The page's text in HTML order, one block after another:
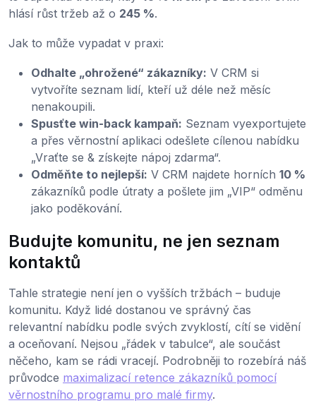
hlásí růst tržeb až o 245 %.
Jak to může vypadat v praxi:
Odhalte „ohrožené“ zákazníky: V CRM si
vytvoříte seznam lidí, kteří už déle než měsíc
nenakoupili.
Spusťte win-back kampaň: Seznam vyexportujete
a přes věrnostní aplikaci odešlete cílenou nabídku
„Vraťte se & získejte nápoj zdarma“.
Odměňte to nejlepší: V CRM najdete horních 10 %
zákazníků podle útraty a pošlete jim „VIP“ odměnu
jako poděkování.
Budujte komunitu, ne jen seznam
kontaktů
Tahle strategie není jen o vyšších tržbách – buduje
komunitu. Když lidé dostanou ve správný čas
relevantní nabídku podle svých zvyklostí, cítí se vidění
a oceňovaní. Nejsou „řádek v tabulce“, ale součást
něčeho, kam se rádi vracejí. Podrobněji to rozebírá náš
průvodce maximalizací retence zákazníků pomocí
věrnostního programu pro malé firmy.